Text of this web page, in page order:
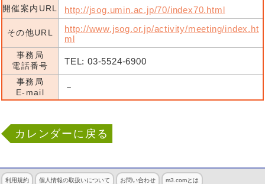
開催案内URL
http://jsog.umin.ac.jp/70/index70.html
その他URL
http://www.jsog.or.jp/activity/meeting/index.ht
ml
事務局
電話番号
TEL: 03-5524-6900
事務局
E-mail
－
カレンダーに戻る
利用規約 個人情報の取扱いについて お問い合わせ m3.comとは